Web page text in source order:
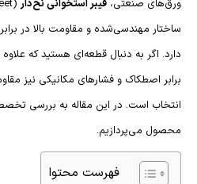
ورق‌های صنعتی، فیبر استخوانی نخ‌دار
ساختار مهندسی‌شده و مقاومت بالا در
دارد. اگر به دنبال قطعه‌ای هستید که
برابر اصطکاک و فشارهای مکانیکی نیز
انتخاب است. در این مقاله به بررسی
محصول می‌پردازیم.
فهرست محتوا